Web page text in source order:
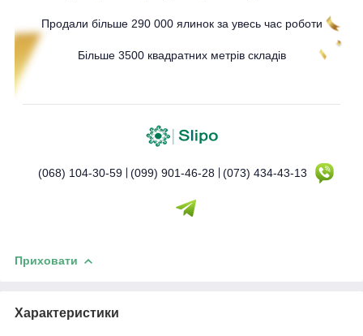
Продали більше 290 000 ялинок за увесь час роботи
Більше 3500 квадратних метрів складів
(068) 104-30-59 (099) 901-46-28 (073) 434-43-13
Приховати
Характеристики